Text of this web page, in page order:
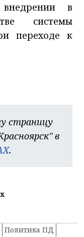
в
системы
переходе к
страницу
в
.
Политика ПД